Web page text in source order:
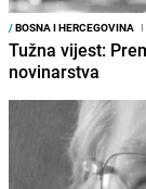
/BOSNA I HERCEGOVINA I
Tužna vijest:
novinarstva